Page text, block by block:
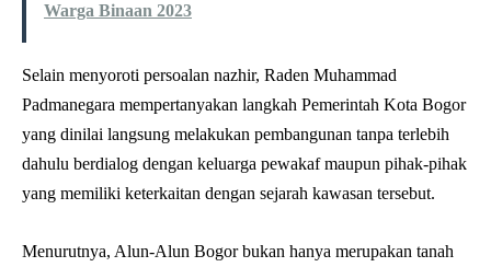
Warga Binaan 2023
Selain menyoroti persoalan nazhir, Raden Muhammad
Padmanegara mempertanyakan langkah Pemerintah Kota Bogor
yang dinilai langsung melakukan pembangunan tanpa terlebih
dahulu berdialog dengan keluarga pewakaf maupun pihak-pihak
yang memiliki keterkaitan dengan sejarah kawasan tersebut.
Menurutnya, Alun-Alun Bogor bukan hanya merupakan tanah